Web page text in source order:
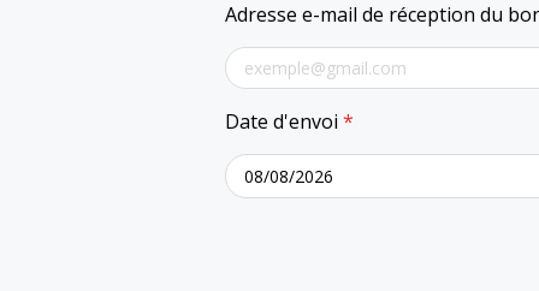
Adresse e-mail de réception du
Date d'envoi *